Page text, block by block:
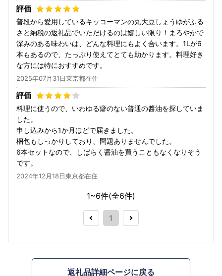
普段から愛用しているキッコーマンの丸大豆しょうゆがふる
さと納税の返礼品でいただけるのは嬉しい限り！まろやかで
深みのある味わいは、どんな料理にもよく合います。1Lが6
本もあるので、たっぷり使えてとても助かります。料理好き
な方には特におすすめです。
2025年07月31日東京都在住
料理に使うので、いわゆる癖のない普通の醬油を探していま
した。
申し込みから1か月ほどで届きました。
梱包もしっかりしており、問題ありませんでした。
6本セットなので、しばらく醤油を買うこともなくなりそう
です。
2024年12月18日東京都在住
1~6件(全6件)
1
返礼品詳細ページに戻る